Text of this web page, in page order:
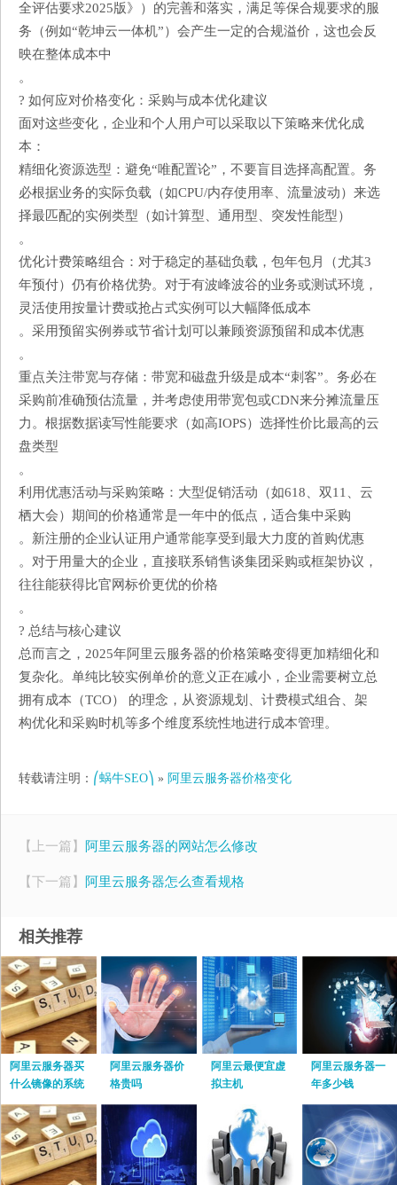
全评估要求2025版》）的完善和落实，满足等保合规要求的服
务（例如“乾坤云一体机”）会产生一定的合规溢价，这也会反
映在整体成本中
。
? 如何应对价格变化：采购与成本优化建议
面对这些变化，企业和个人用户可以采取以下策略来优化成
本：
​​精细化资源选型​​：避免“唯配置论”，不要盲目选择高配置。务
必根据业务的实际负载（如CPU/内存使用率、流量波动）来选
择最匹配的实例类型（如计算型、通用型、突发性能型）
。
​​优化计费策略组合​​：对于稳定的基础负载，​​包年包月​​（尤其3
年预付）仍有价格优势。对于有波峰波谷的业务或测试环境，
灵活使用​​按量计费​​或​​抢占式实例​​可以大幅降低成本
。采用​​预留实例券​​或​​节省计划​​可以兼顾资源预留和成本优惠
。
​​重点关注带宽与存储​​：带宽和磁盘升级是成本“刺客”。务必在
采购前准确预估流量，并考虑使用​​带宽包​​或​​CDN​​来分摊流量压
力。根据数据读写性能要求（如高IOPS）选择性价比最高的云
盘类型
。
​​利用优惠活动与采购策略​​：​​大型促销活动​​（如618、双11、云
栖大会）期间的价格通常是一年中的低点，适合集中采购
。​​新注册的企业认证用户​​通常能享受到最大力度的首购优惠
。对于用量大的企业，直接联系销售谈​​集团采购或框架协议​​，
往往能获得比官网标价更优的价格
。
? 总结与核心建议
总而言之，2025年阿里云服务器的价格策略变得更加​​精细化和
复杂化​​。单纯比较实例单价的意义正在减小，企业需要树立​​总
拥有成本（TCO）​​ 的理念，从资源规划、计费模式组合、架
构优化和采购时机等多个维度系统性地进行成本管理。
转载请注明： ⎛蜗牛SEO⎞ » 阿里云服务器价格变化
【上一篇】 阿里云服务器的网站怎么修改
【下一篇】 阿里云服务器怎么查看规格
相关推荐
阿里云服务器买
什么镜像的系统
阿里云服务器价
格贵吗
阿里云最便宜虚
拟主机
阿里云服务器一
年多少钱